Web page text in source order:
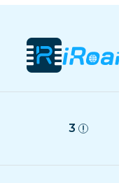
3